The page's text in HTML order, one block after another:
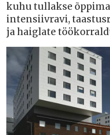
kuhu tullakse
intensiivravi,
ja haiglate